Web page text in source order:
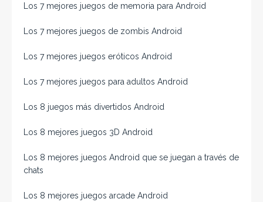
Los 7 mejores juegos de memoria para Android
Los 7 mejores juegos de zombis Android
Los 7 mejores juegos eróticos Android
Los 7 mejores juegos para adultos Android
Los 8 juegos más divertidos Android
Los 8 mejores juegos 3D Android
Los 8 mejores juegos Android que se juegan a través de
chats
Los 8 mejores juegos arcade Android